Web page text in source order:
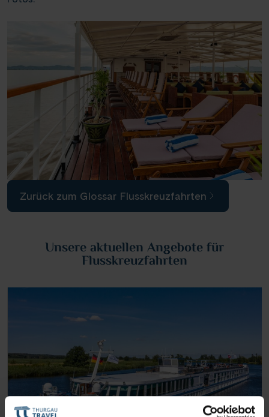
Zurück zum Glossar Flusskreuzfahrten
Unsere aktuellen Angebote für
Flusskreuzfahrten
Wasserstrassenkreuz Magdeburg(2)
Wasserstrassenkreuz Minden (6)